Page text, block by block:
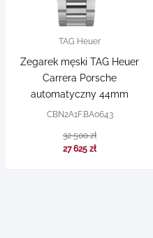
TAG Heuer
Zegarek męski TAG Heuer
Carrera Porsche
automatyczny 44mm
CBN2A1F.BA0643
32 500 zł
27 625 zł